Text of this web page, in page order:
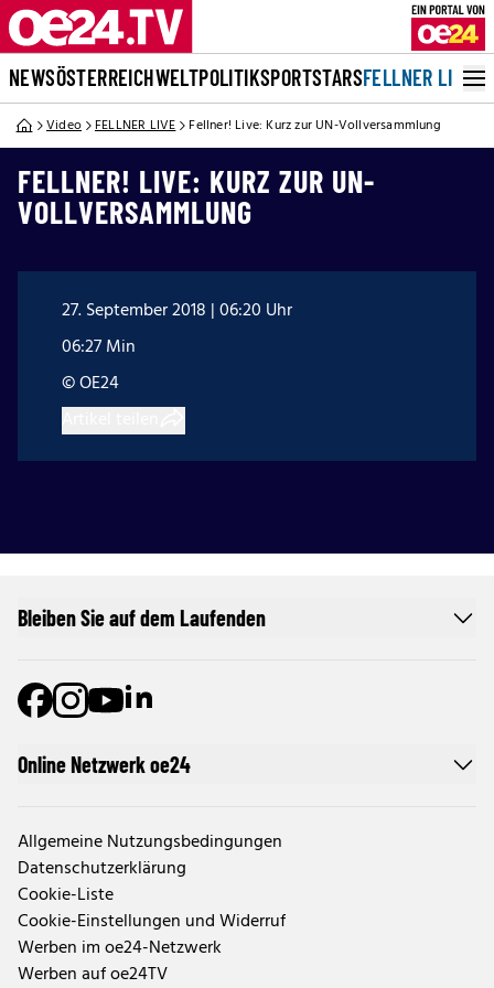
NEWSÖSTERREICHWELTPOLITIKSPORTSTARSFELLNER LIVE
Video FELLNER LIVE Fellner! Live: Kurz zur UN-Vollversammlung
FELLNER! LIVE: KURZ ZUR UN-
VOLLVERSAMMLUNG
27. September 2018 | 06:20 Uhr
06:27 Min
© OE24
Online Netzwerk oe24
Allgemeine Nutzungsbedingungen
Datenschutzerklärung
Cookie-Liste
Cookie-Einstellungen und Widerruf
Werben im oe24-Netzwerk
Werben auf oe24TV
Bleiben Sie auf dem Laufenden